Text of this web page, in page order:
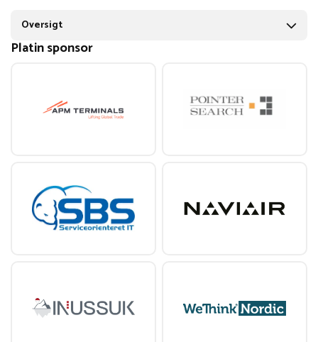
Oversigt
Platin sponsor